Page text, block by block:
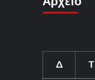
Δ Τ